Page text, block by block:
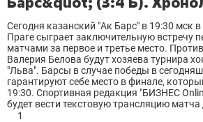
Сегодня казанский "Ак Барс" в 19:30 мск
Праге сыграет заключительную встречу
матчами за первое и третье место.
Валерия Белова будут хозяева турнира
"Льва". Барсы в случае победы в
гарантируют себе место в финале,
19:30. Спортивная редакция "БИЗНЕС
будет вести текстовую трансляцию матча
1